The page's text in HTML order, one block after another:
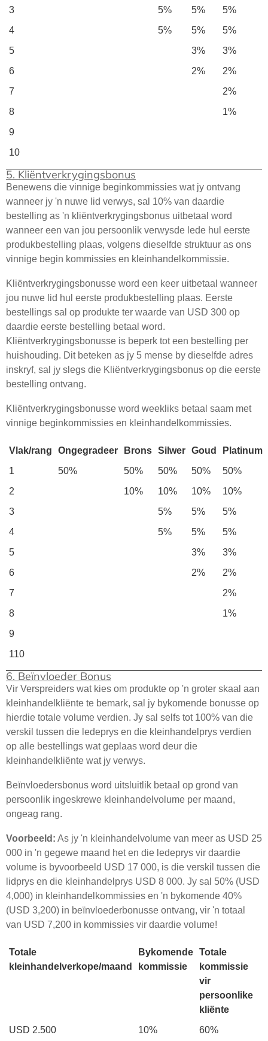
3
5% 5%
5%
4
5% 5%
5%
5
3%
3%
6
2%
2%
7
2%
8
1%
9
10
5. Kliëntverkrygingsbonus
Benewens die vinnige beginkommissies wat jy ontvang
wanneer jy 'n nuwe lid verwys, sal 10% van daardie
bestelling as 'n kliëntverkrygingsbonus uitbetaal word
wanneer een van jou persoonlik verwysde lede hul eerste
produkbestelling plaas, volgens dieselfde struktuur as ons
vinnige begin kommissies en kleinhandelkommissie.
Kliëntverkrygingsbonusse word een keer uitbetaal wanneer
jou nuwe lid hul eerste produkbestelling plaas. Eerste
bestellings sal op produkte ter waarde van USD 300 op
daardie eerste bestelling betaal word.
Kliëntverkrygingsbonusse is beperk tot een bestelling per
huishouding. Dit beteken as jy 5 mense by dieselfde adres
inskryf, sal jy slegs die Kliëntverkrygingsbonus op die eerste
bestelling ontvang.
Kliëntverkrygingsbonusse word weekliks betaal saam met
vinnige beginkommissies en kleinhandelkommissies.
Vlak/rang Ongegradeer Brons Silwer Goud
Platinum
1
50% 50% 50% 50%
50%
2
10% 10% 10%
10%
3
5% 5%
5%
4
5% 5%
5%
5
3%
3%
6
2%
2%
7
2%
8
1%
9
110
6. Beïnvloeder Bonus
Vir Verspreiders wat kies om produkte op 'n groter skaal aan
kleinhandelkliënte te bemark, sal jy bykomende bonusse op
hierdie totale volume verdien. Jy sal selfs tot 100% van die
verskil tussen die ledeprys en die kleinhandelprys verdien
op alle bestellings wat geplaas word deur die
kleinhandelkliënte wat jy verwys.
Beïnvloedersbonus word uitsluitlik betaal op grond van
persoonlik ingeskrewe kleinhandelvolume per maand,
ongeag rang.
Voorbeeld: As jy 'n kleinhandelvolume van meer as USD 25
000 in 'n gegewe maand het en die ledeprys vir daardie
volume is byvoorbeeld USD 17 000, is die verskil tussen die
lidprys en die kleinhandelprys USD 8 000. Jy sal 50% (USD
4,000) in kleinhandelkommissies en 'n bykomende 40%
(USD 3,200) in beïnvloederbonusse ontvang, vir 'n totaal
van USD 7,200 in kommissies vir daardie volume!
Totale
kleinhandelverkope/maand
Bykomende
kommissie
Totale
kommissie
vir
persoonlike
kliënte
USD 2.500
10% 60%